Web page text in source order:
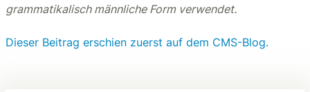
grammatikalisch männliche Form verwendet.
Dieser Beitrag erschien zuerst auf dem CMS-Blog.